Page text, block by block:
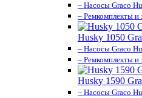
– Насосы Graco
– Ремкомплекты и
Husky 1050
– Насосы Graco
– Ремкомплекты и
Husky 1590
– Насосы Graco